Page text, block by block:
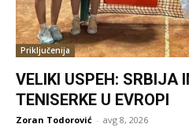
Priključenija
VELIKI USPEH: SRBIJA
TENISERKE U EVROPI
Zoran Todorović - avg 8, 2026